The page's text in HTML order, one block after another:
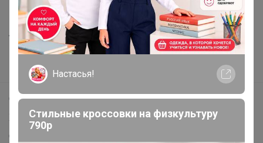
Все предложения
Анонсы
Новости
Поддержка альпак
Самое выгодное
Хиты продаж
Самое желанное
СЛАДКАЯ